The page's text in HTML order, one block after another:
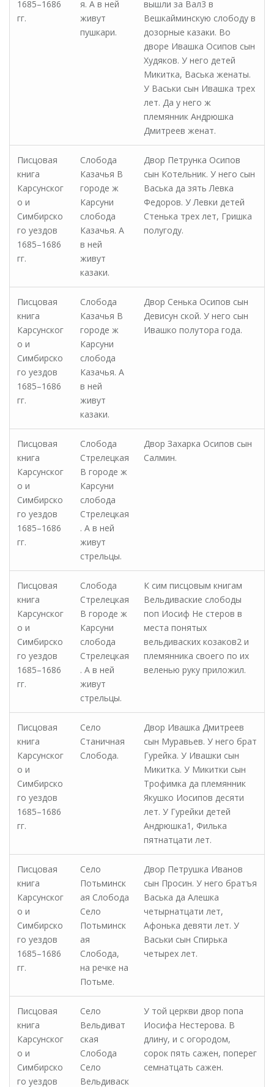
1685–1686
гг.
я. А в ней
живут
пушкари.
вышли за Вал3 в
Вешкайминскую слободу в
дозорные казаки. Во
дворе Ивашка Осипов сын
Худяков. У него детей
Микитка, Васька женаты.
У Васьки сын Ивашка трех
лет. Да у него ж
племянник Андрюшка
Дмитреев женат.
Писцовая
книга
Карсунског
о и
Симбирско
го уездов
1685–1686
гг.
Слобода
Казачья В
городе ж
Карсуни
слобода
Казачья. А
в ней
живут
казаки.
Двор Петрунка Осипов
сын Котельник. У него сын
Васька да зять Левка
Федоров. У Левки детей
Стенька трех лет, Гришка
полугоду.
Писцовая
книга
Карсунског
о и
Симбирско
го уездов
1685–1686
гг.
Слобода
Казачья В
городе ж
Карсуни
слобода
Казачья. А
в ней
живут
казаки.
Двор Сенька Осипов сын
Девисун ской. У него сын
Ивашко полутора года.
Писцовая
книга
Карсунског
о и
Симбирско
го уездов
1685–1686
гг.
Слобода
Стрелецкая
В городе ж
Карсуни
слобода
Стрелецкая
. А в ней
живут
стрельцы.
Двор Захарка Осипов сын
Салмин.
Писцовая
книга
Карсунског
о и
Симбирско
го уездов
1685–1686
гг.
Слобода
Стрелецкая
В городе ж
Карсуни
слобода
Стрелецкая
. А в ней
живут
стрельцы.
К сим писцовым книгам
Вельдиваские слободы
поп Иосиф Не стеров в
места понятых
вельдиваских козаков2 и
племянника своего по их
веленью руку приложил.
Писцовая
книга
Карсунског
о и
Симбирско
го уездов
1685–1686
гг.
Село
Станичная
Слобода.
Двор Ивашка Дмитреев
сын Муравьев. У него брат
Гурейка. У Ивашки сын
Микитка. У Микитки сын
Трофимка да племянник
Якушко Иосипов десяти
лет. У Гурейки детей
Андрюшка1, Филька
пятнатцати лет.
Писцовая
книга
Карсунског
о и
Симбирско
го уездов
1685–1686
гг.
Село
Потьминск
ая Слобода
Село
Потьминск
ая
Слобода,
на речке на
Потьме.
Двор Петрушка Иванов
сын Просин. У него братъя
Васька да Алешка
четырнатцати лет,
Афонька девяти лет. У
Васьки сын Спирька
четырех лет.
Писцовая
книга
Карсунског
о и
Симбирско
го уездов
Село
Вельдиват
ская
Слобода
Село
Вельдиваск
У той церкви двор попа
Иосифа Нестерова. В
длину, и с огородом,
сорок пять сажен, поперег
семнатцать сажен.